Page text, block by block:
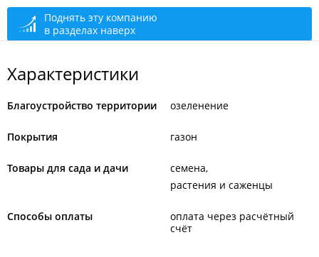
+7 (423) 271-18-01
+7 914 791-18-01
+7 (423) 277-17-51
По предварительному звонку
сегодня закрыто
Поднять эту компанию
в разделах наверх
Характеристики
Благоустройство территории озеленение
Покрытия газон
Товары для сада и дачи
семена
растения и саженцы
Способы оплаты
оплата через расчётный
счёт